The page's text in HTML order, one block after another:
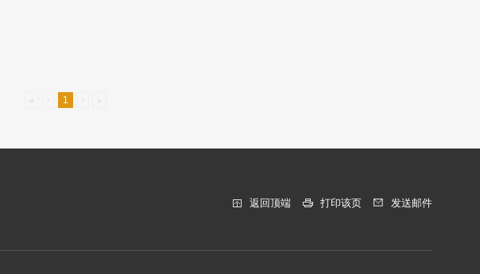
« ‹ 1 › »
返回顶端 打印该页 发送邮件